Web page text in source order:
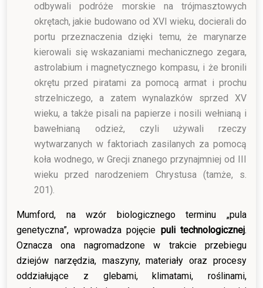
odbywali podróże morskie na trójmasztowych
okrętach, jakie budowano od XVI wieku, docierali do
portu przeznaczenia dzięki temu, że marynarze
kierowali się wskazaniami mechanicznego zegara,
astrolabium i magnetycznego kompasu, i że bronili
okrętu przed piratami za pomocą armat i prochu
strzelniczego, a zatem wynalazków sprzed XV
wieku, a także pisali na papierze i nosili wełnianą i
bawełnianą odzież, czyli używali rzeczy
wytwarzanych w faktoriach zasilanych za pomocą
koła wodnego, w Grecji znanego przynajmniej od III
wieku przed narodzeniem Chrystusa (tamże, s.
201).
Mumford, na wzór biologicznego terminu „pula
genetyczna”, wprowadza pojęcie puli technologicznej.
Oznacza ona nagromadzone w trakcie przebiegu
dziejów narzędzia, maszyny, materiały oraz procesy
oddziałujące z glebami, klimatami, roślinami,